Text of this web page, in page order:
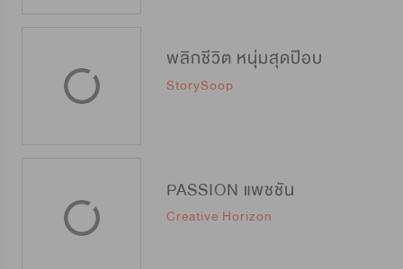
พลิกชีวิต หนุ่มสุดป๊อบ
StorySoop
PASSION แพชชัน
Creative Horizon